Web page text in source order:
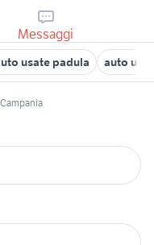
Messaggi
usate padula auto
Campania